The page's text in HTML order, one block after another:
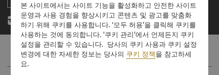
본 사이트에서는 사이트 기능을 활성화하고 안전한 사이트
운영과 사용 경험을 향상시키고 콘텐츠 및 광고를 맞춤화
하기 위해 쿠키를 사용합니다. ‘모두 허용’을 클릭해 쿠키를
사용하는 것에 동의합니다. ‘쿠키 관리’에서 언제든지 쿠키
설정을 관리할 수 있습니다. 당사의 쿠키 사용과 쿠키 설정
변경에 대한 자세한 정보는 당사의 쿠키 정책을 참고하세
요.